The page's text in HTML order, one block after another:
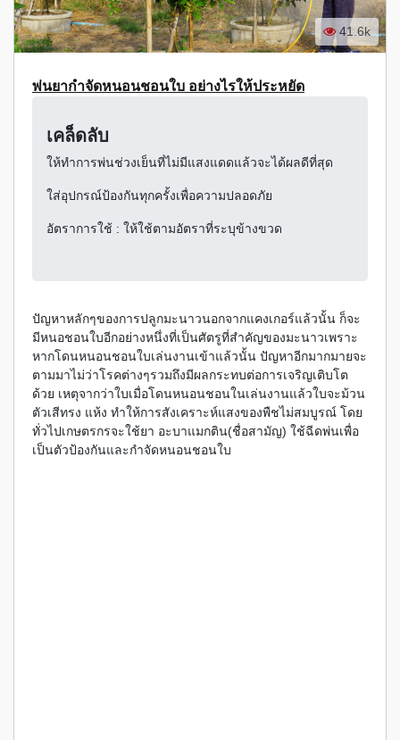
41.6k
พ่นยากำจัดหนอนชอนใบ อย่างไรให้ประหยัด
เคล็ดลับ
ให้ทำการพ่นช่วงเย็นที่ไม่มีแสงแดดแล้วจะได้ผลดีที่สุด
ใส่อุปกรณ์ป้องกันทุกครั้งเพื่อความปลอดภัย
อัตราการใช้ : ให้ใช้ตามอัตราที่ระบุข้างขวด
ปัญหาหลักๆของการปลูกมะนาวนอกจากแคงเกอร์แล้วนั้น ก็จะ
มีหนอชอนใบอีกอย่างหนึ่งที่เป็นศัตรูที่สำคัญของมะนาวเพราะ
หากโดนหนอนชอนใบเล่นงานเข้าแล้วนั้น ปัญหาอีกมากมายจะ
ตามมาไม่ว่าโรคต่างๆรวมถึงมีผลกระทบต่อการเจริญเติบโต
ด้วย เหตุจากว่าใบเมื่อโดนหนอนชอนในเล่นงานแล้วใบจะม้วน
ตัวเสีทรง แห้ง ทำให้การสังเคราะห์แสงของพืชไม่สมบูรณ์ โดย
ทั่วไปเกษตรกรจะใช้ยา อะบาแมกติน(ชื่อสามัญ) ใช้ฉีดพ่นเพื่อ
เป็นตัวป้องกันและกำจัดหนอนชอนใบ